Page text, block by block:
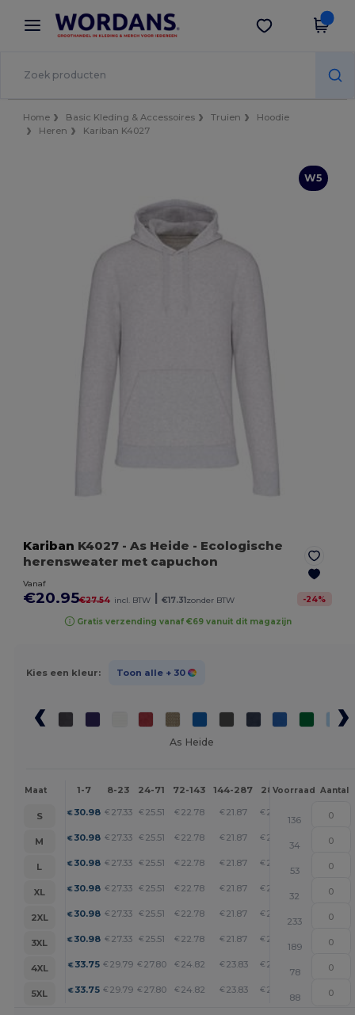
× Wordans-app
Betere prijzen in de app!
Download app
Home Basic Kleding & Accessoires Truien
Hoodie
Heren
Kariban K4027
W5
Kariban K4027 - As Heide - Ecologische
herensweater met capuchon
Vanaf
€20.95€27.54 incl. BTW | €17.31 zonder BTW -24%
Gratis verzending vanaf €69 vanuit dit magazijn
Kies een kleur: Toon alle + 30
As Heide
Maat 1-7 8-23 24-71 72-143 144-287 288 + Meer
Voorraad Aantal
S €30.98 € 27.33 € 25.51 € 22.78 € 21.87 € 20.95
136
M
€30.98 € 27.33 € 25.51 € 22.78 € 21.87 € 20.95
34
L
€30.98 € 27.33 € 25.51 € 22.78 € 21.87 € 20.95
53
XL
€30.98 € 27.33 € 25.51 € 22.78 € 21.87 € 20.95
32
2XL
€30.98 € 27.33 € 25.51 € 22.78 € 21.87 € 20.95
233
3XL
€30.98 € 27.33 € 25.51 € 22.78 € 21.87 € 20.95
189
4XL
€33.75 € 29.79 € 27.80 € 24.82 € 23.83 € 22.83
78
5XL
€33.75 € 29.79 € 27.80 € 24.82 € 23.83 € 22.83
88